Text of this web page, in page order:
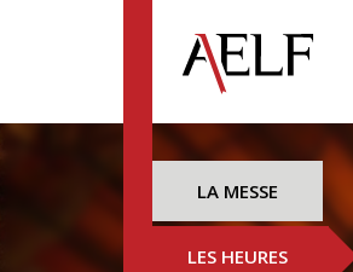
LA MESSE
LES HEURES